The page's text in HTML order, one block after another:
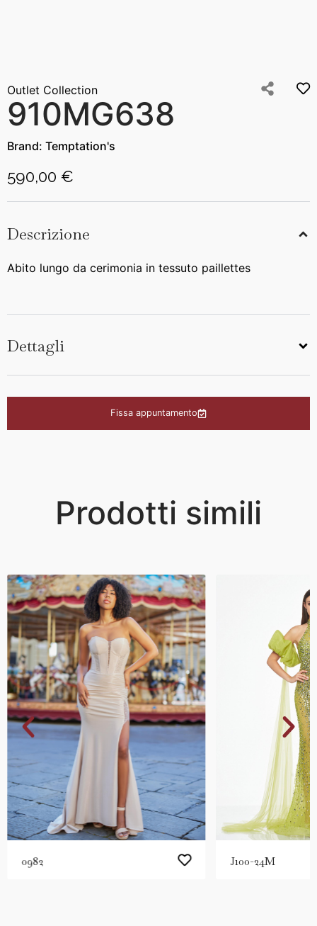
Outlet Collection
910MG638
Brand: Temptation's
590,00 €
Descrizione
Abito lungo da cerimonia in tessuto paillettes
Dettagli
Fissa appuntamento
Prodotti simili
0982 J100-24M